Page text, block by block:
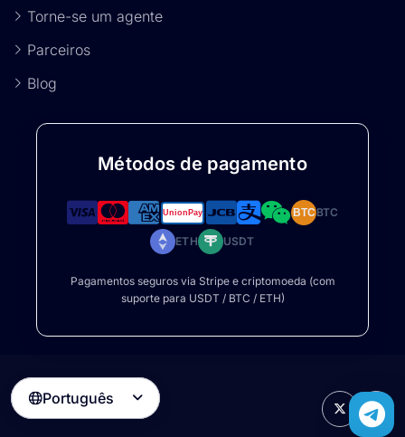
Torne-se um agente
Parceiros
Blog
Métodos de pagamento
BTCBTC
ETH USDT
Pagamentos seguros via Stripe e criptomoeda (com
suporte para USDT / BTC / ETH)
Português 